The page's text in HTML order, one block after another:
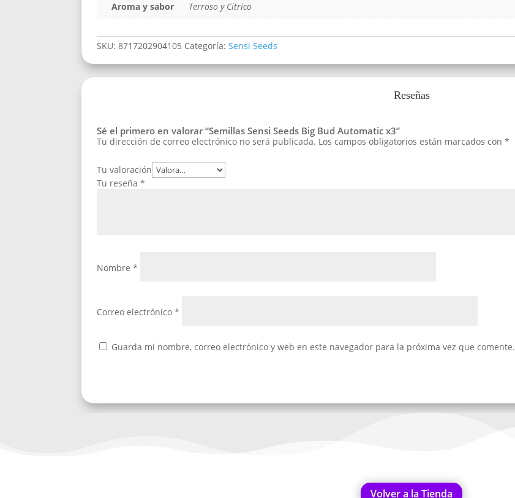
Aroma y sabor
Terroso y Citrico
SKU: 8717202904105 Categoría: Sensi Seeds
Reseñas
Sé el primero en valorar “Semillas Sensi Seeds Big Bud Automatic x3”
Tu dirección de correo electrónico no será publicada. Los campos obligatorios están marcados con *
Tu valoración
Tu reseña *
Nombre *
Correo electrónico *
Guarda mi nombre, correo electrónico y web en este navegador para la próxima vez que comente.
Volver a la Tienda